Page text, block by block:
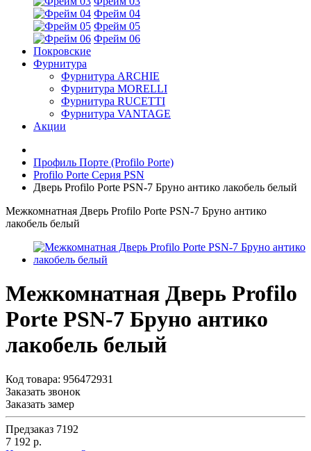
Фрейм 04
Фрейм 05
Фрейм 06
Покровские
Фурнитура
Фурнитура ARCHIE
Фурнитура MORELLI
Фурнитура RUCETTI
Фурнитура VANTAGE
Акции
Профиль Порте (Profilo Porte)
Profilo Porte Серия PSN
Дверь Profilo Porte PSN-7 Бруно антико лакобель белый
Межкомнатная Дверь Profilo Porte PSN-7 Бруно антико
лакобель белый
Межкомнатная Дверь Profilo
Porte PSN-7 Бруно антико
лакобель белый
Код товара: 956472931
Заказать звонок
Заказать замер
Предзаказ 7192
7 192 р.